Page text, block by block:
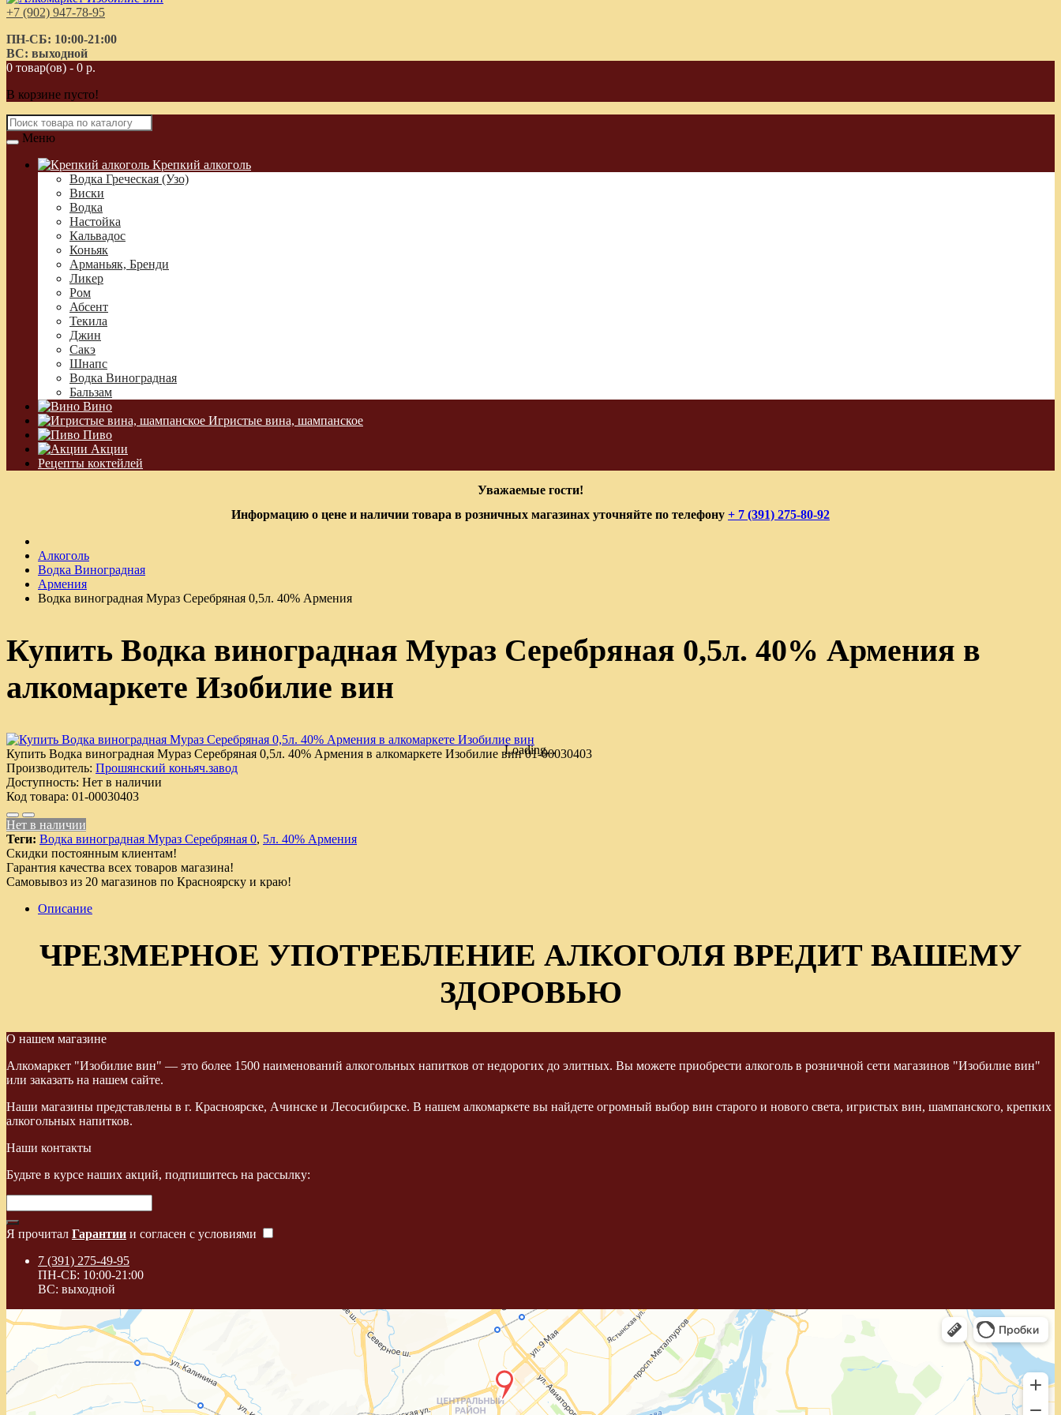
+7 (902) 947-78-95
ПН-СБ: 10:00-21:00
ВС: выходной
0 товар(ов) - 0 р.
В корзине пусто!
Меню
Крепкий алкоголь
Водка Греческая (Узо)
Виски
Водка
Настойка
Кальвадос
Коньяк
Арманьяк, Бренди
Ликер
Ром
Абсент
Текила
Джин
Сакэ
Шнапс
Водка Виноградная
Бальзам
Вино
Игристые вина, шампанское
Пиво
Акции
Рецепты коктейлей
Уважаемые гости!
Информацию о цене и наличии товара в розничных магазинах уточняйте по телефону + 7 (391) 275-80-92
Алкоголь
Водка Виноградная
Армения
Водка виноградная Мураз Серебряная 0,5л. 40% Армения
Купить Водка виноградная Мураз Серебряная 0,5л. 40% Армения в
алкомаркете Изобилие вин
Loading...
Купить Водка виноградная Мураз Серебряная 0,5л. 40% Армения в алкомаркете Изобилие вин 01-00030403
Производитель: Прошянский коньяч.завод
Доступность: Нет в наличии
Код товара: 01-00030403
Нет в наличии
Теги: Водка виноградная Мураз Серебряная 0, 5л. 40% Армения
Скидки постоянным клиентам!
Гарантия качества всех товаров магазина!
Самовывоз из 20 магазинов по Красноярску и краю!
Описание
ЧРЕЗМЕРНОЕ УПОТРЕБЛЕНИЕ АЛКОГОЛЯ ВРЕДИТ ВАШЕМУ
ЗДОРОВЬЮ
О нашем магазине
Алкомаркет "Изобилие вин" — это более 1500 наименований алкогольных напитков от недорогих до элитных. Вы можете приобрести алкоголь в розничной сети магазинов "Изобилие вин"
или заказать на нашем сайте.
Наши магазины представлены в г. Красноярске, Ачинске и Лесосибирске. В нашем алкомаркете вы найдете огромный выбор вин старого и нового света, игристых вин, шампанского, крепких
алкогольных напитков.
Наши контакты
Будьте в курсе наших акций, подпишитесь на рассылку:
Я прочитал Гарантии и согласен с условиями
7 (391) 275-49-95
ПН-СБ: 10:00-21:00
ВС: выходной